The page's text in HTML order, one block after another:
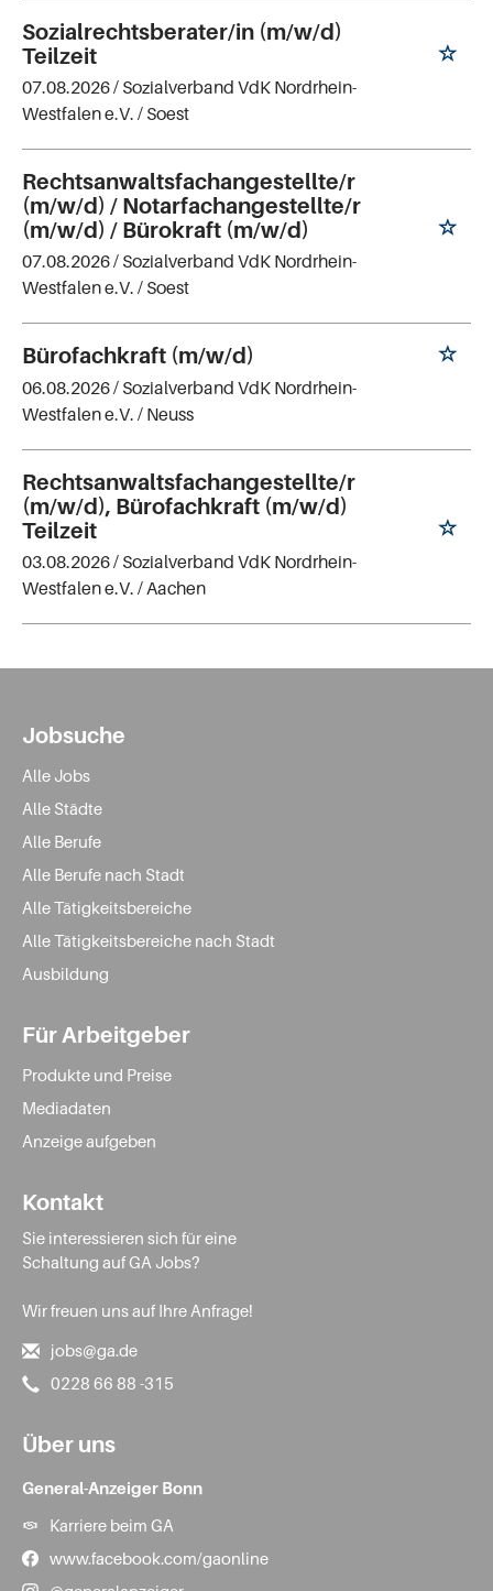
Sozialrechtsberater/in (m/w/d)
Teilzeit
07.08.2026 / Sozialverband VdK Nordrhein-
Westfalen e.V. / Soest
Rechtsanwaltsfachangestellte/r
(m/w/d) / Notarfachangestellte/r
(m/w/d) / Bürokraft (m/w/d)
07.08.2026 / Sozialverband VdK Nordrhein-
Westfalen e.V. / Soest
Bürofachkraft (m/w/d)
06.08.2026 / Sozialverband VdK Nordrhein-
Westfalen e.V. / Neuss
Rechtsanwaltsfachangestellte/r
(m/w/d), Bürofachkraft (m/w/d)
Teilzeit
03.08.2026 / Sozialverband VdK Nordrhein-
Westfalen e.V. / Aachen
Jobsuche
Alle Jobs
Alle Städte
Alle Berufe
Alle Berufe nach Stadt
Alle Tätigkeitsbereiche
Alle Tätigkeitsbereiche nach Stadt
Ausbildung
Für Arbeitgeber
Produkte und Preise
Mediadaten
Anzeige aufgeben
Kontakt
Sie interessieren sich für eine
Schaltung auf GA Jobs?
Wir freuen uns auf Ihre Anfrage!
jobs@ga.de
0228 66 88 -315
Über uns
General-Anzeiger Bonn
Karriere beim GA
www.facebook.com/gaonline